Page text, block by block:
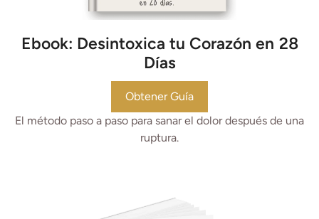
Ebook: Desintoxica tu Corazón en 28
Días
Obtener Guía
El método paso a paso para sanar el dolor después de una
ruptura.